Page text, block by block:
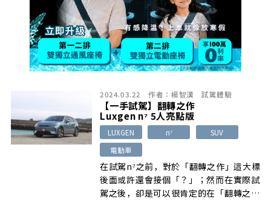
2024.03.22 作者： 楊智漢 試駕體驗
【一手試駕】翻轉之作
Luxgen n⁷ 5人亮點版
LUXGEN n⁷
SUV
電動車
在試駕n⁷之前，對於「翻轉之作」這大標
後面或許還會接個「？」；然而在實際試
駕之後，卻是可以很肯定的在「翻轉之